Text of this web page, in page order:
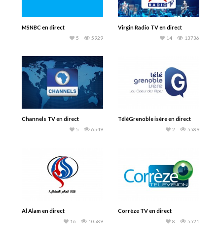
MSNBC en direct
5929
5
Virgin Radio TV en direct
13736
14
Channels TV en direct
6549
5
TéléGrenoble isère en direct
5589
2
Al Alam en direct
10589
16
Corrèze TV en direct
5521
8